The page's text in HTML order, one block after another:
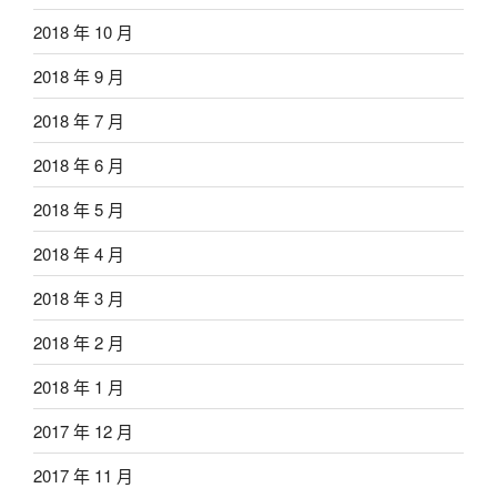
2018 年 10 月
2018 年 9 月
2018 年 7 月
2018 年 6 月
2018 年 5 月
2018 年 4 月
2018 年 3 月
2018 年 2 月
2018 年 1 月
2017 年 12 月
2017 年 11 月